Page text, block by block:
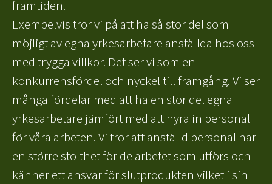
framtiden.
Exempelvis tror vi på att ha så stor del som
möjligt av egna yrkesarbetare anställda hos oss
med trygga villkor. Det ser vi som en
konkurrensfördel och nyckel till framgång. Vi ser
många fördelar med att ha en stor del egna
yrkesarbetare jämfört med att hyra in personal
för våra arbeten. Vi tror att anställd personal har
en större stolthet för de arbetet som utförs och
känner ett ansvar för slutprodukten vilket i sin